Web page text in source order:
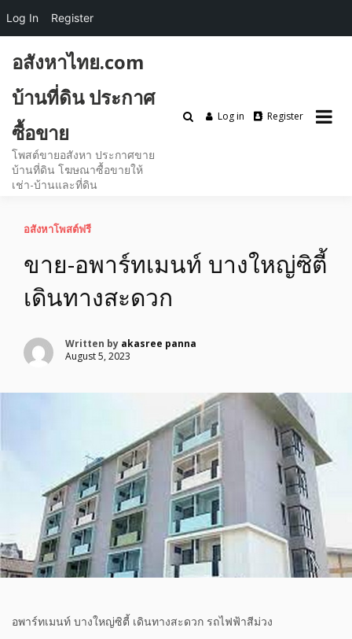
content
อสังหาไทย.com
บ้านที่ดิน ประกาศ
ซื้อขาย
โพสต์ขายอสังหา ประกาศขาย
บ้านที่ดิน โฆษณาซื้อขายให้
เช่า-บ้านและที่ดิน
Log in Register
อสังหาโพสต์ฟรี
ขาย-อพาร์ทเมนท์ บางใหญ่ซิตี้
เดินทางสะดวก
Written by akasree panna
August 5, 2023
อพาร์ทเมนท์ บางใหญ่ซิตี้ เดินทางสะดวก รถไฟฟ้าสีม่วง
Log In Register